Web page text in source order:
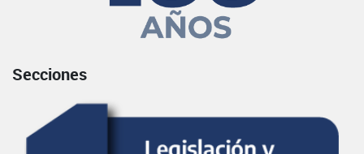
Secciones